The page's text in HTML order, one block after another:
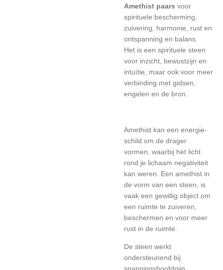
Amethist paars voor
spirituele bescherming,
zuivering, harmonie, rust en
ontspanning en balans.
Het is een spirituele steen
voor inzicht, bewustzijn en
intuïtie, maar ook voor meer
verbinding met gidsen,
engelen en de bron.
Amethist kan een energie-
schild om de drager
vormen, waarbij het licht
rond je lichaam negativiteit
kan weren. Een amethist in
de vorm van een steen, is
vaak een gewillig object om
een ruimte te zuiveren,
beschermen en voor meer
rust in de ruimte.
De steen werkt
ondersteunend bij
spanningshoofdpijn,